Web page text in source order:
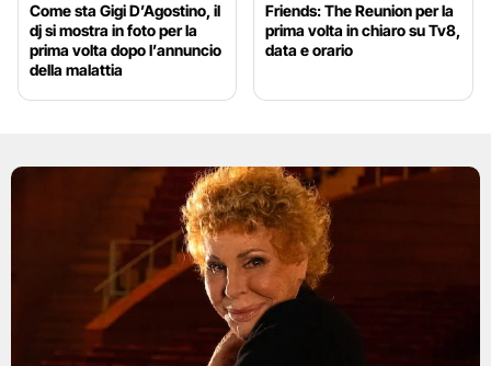
Come sta Gigi D’Agostino, il
dj si mostra in foto per la
prima volta dopo l’annuncio
della malattia
Friends: The Reunion per la
prima volta in chiaro su Tv8,
data e orario